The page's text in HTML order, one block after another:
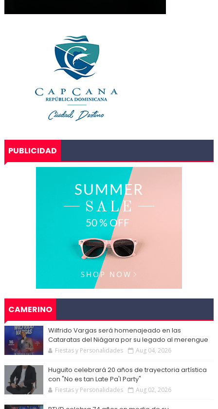
PUBLICIDAD
CAMERINO
Wilfrido Vargas será homenajeado en las
Cataratas del Niágara por su legado al merengue
Fiestas y Personalidades Aug 04, 2026
Huguito celebrará 20 años de trayectoria artística
con "No es tan Late Pa'l Party"
Fiestas y Personalidades Aug 02, 2026